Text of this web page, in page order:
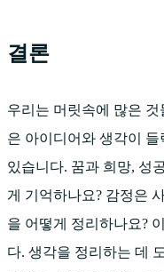
결론
우리는 머릿속에 많은
은 아이디어와 생각이
있습니다. 꿈과 희망, 성
게 기억하나요? 감정은
을 어떻게 정리하나요?
다. 생각을 정리하는 데